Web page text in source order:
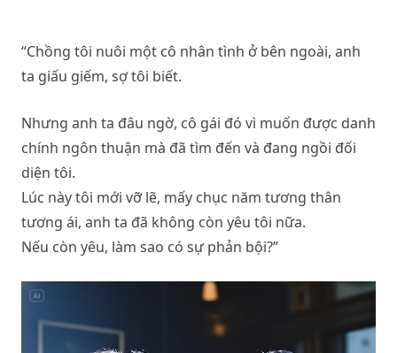
“Chồng tôi nuôi một cô nhân tình ở bên ngoài, anh
ta giấu giếm, sợ tôi biết.
Nhưng anh ta đâu ngờ, cô gái đó vì muốn được danh
chính ngôn thuận mà đã tìm đến và đang ngồi đối
diện tôi.
Lúc này tôi mới vỡ lẽ, mấy chục năm tương thân
tương ái, anh ta đã không còn yêu tôi nữa.
Nếu còn yêu, làm sao có sự phản bội?”